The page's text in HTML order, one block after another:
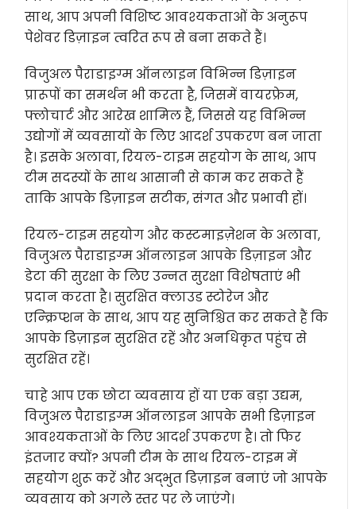
साथ, आप अपनी विशिष्ट आवश्यकताओं के अनुरूप
पेशेवर डिज़ाइन त्वरित रूप से बना सकते हैं।
विजुअल पैराडाइग्म ऑनलाइन विभिन्न डिज़ाइन
प्रारूपों का समर्थन भी करता है, जिसमें वायरफ्रेम,
फ्लोचार्ट और आरेख शामिल हैं, जिससे यह विभिन्न
उद्योगों में व्यवसायों के लिए आदर्श उपकरण बन जाता
है। इसके अलावा, रियल-टाइम सहयोग के साथ, आप
टीम सदस्यों के साथ आसानी से काम कर सकते हैं
ताकि आपके डिज़ाइन सटीक, संगत और प्रभावी हों।
रियल-टाइम सहयोग और कस्टमाइज़ेशन के अलावा,
विजुअल पैराडाइग्म ऑनलाइन आपके डिज़ाइन और
डेटा की सुरक्षा के लिए उन्नत सुरक्षा विशेषताएं भी
प्रदान करता है। सुरक्षित क्लाउड स्टोरेज और
एन्क्रिप्शन के साथ, आप यह सुनिश्चित कर सकते हैं कि
आपके डिज़ाइन सुरक्षित रहें और अनधिकृत पहुंच से
सुरक्षित रहें।
चाहे आप एक छोटा व्यवसाय हों या एक बड़ा उद्यम,
विजुअल पैराडाइग्म ऑनलाइन आपके सभी डिज़ाइन
आवश्यकताओं के लिए आदर्श उपकरण है। तो फिर
इंतजार क्यों? अपनी टीम के साथ रियल-टाइम में
सहयोग शुरू करें और अद्भुत डिज़ाइन बनाएं जो आपके
व्यवसाय को अगले स्तर पर ले जाएंगे।